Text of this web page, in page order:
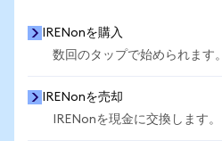
IRENonを購入
数回のタップで始められます。
IRENonを売却
IRENonを現金に交換します。